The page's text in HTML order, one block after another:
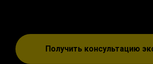
Получить консультацию